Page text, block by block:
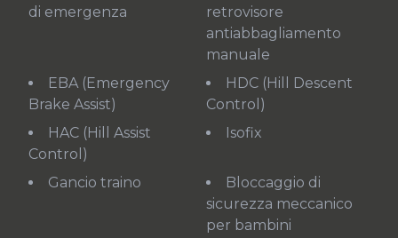
di emergenza
retrovisore
antiabbagliamento
manuale
EBA (Emergency
Brake Assist)
HDC (Hill Descent
Control)
HAC (Hill Assist
Control)
Isofix
Gancio traino
Bloccaggio di
sicurezza meccanico
per bambini